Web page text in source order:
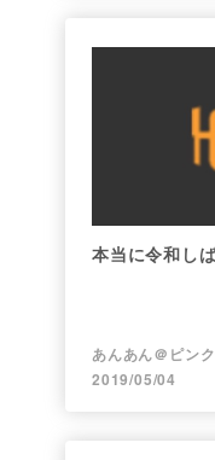
本当に令和し
2019/05/04